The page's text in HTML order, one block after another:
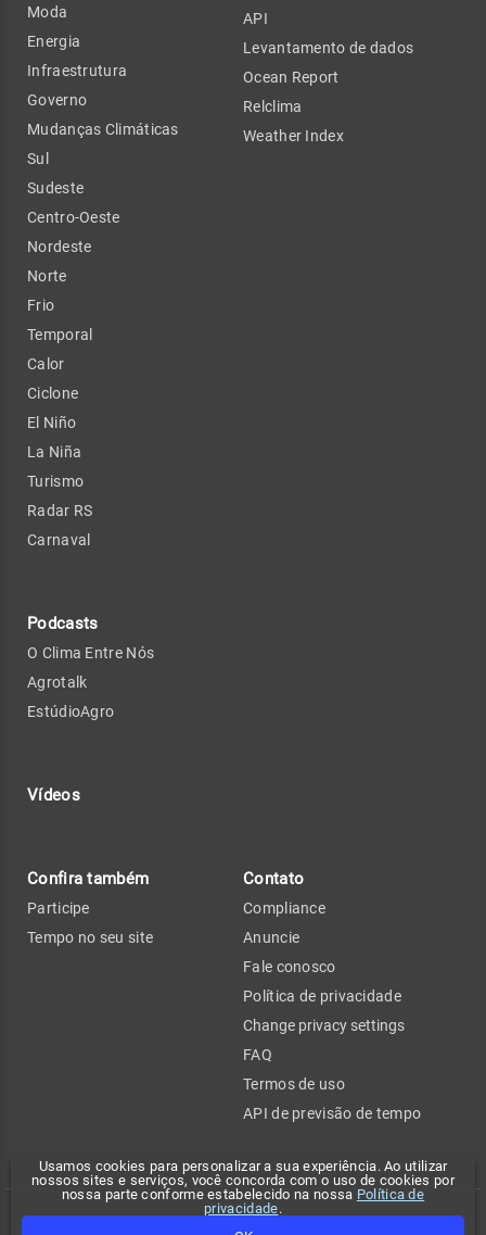
Usamos cookies para personalizar a sua experiência. Ao utilizar
nossos sites e serviços, você concorda com o uso de cookies por
nossa parte conforme estabelecido na nossa Política de
privacidade.
Moda
Energia
Infraestrutura
Governo
Mudanças Climáticas
Sul
Sudeste
Centro-Oeste
Nordeste
Norte
Frio
Temporal
Calor
Ciclone
El Niño
La Niña
Turismo
Radar RS
Carnaval
Podcasts
O Clima Entre Nós
Agrotalk
EstúdioAgro
Vídeos
API
Levantamento de dados
Ocean Report
Relclima
Weather Index
Confira também
Participe
Tempo no seu site
Contato
Compliance
Anuncie
Fale conosco
Política de privacidade
Change privacy settings
FAQ
Termos de uso
API de previsão de tempo